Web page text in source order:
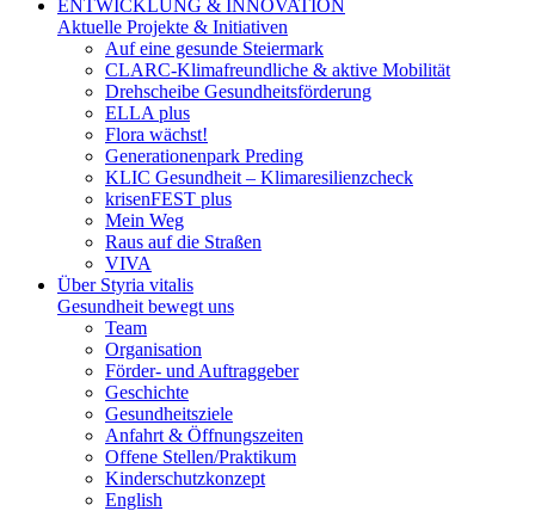
ENTWICKLUNG & INNOVATION
Aktuelle Projekte & Initiativen
Auf eine gesunde Steiermark
CLARC-Klimafreundliche & aktive Mobilität
Drehscheibe Gesundheitsförderung
ELLA plus
Flora wächst!
Generationenpark Preding
KLIC Gesundheit – Klimaresilienzcheck
krisenFEST plus
Mein Weg
Raus auf die Straßen
VIVA
Über Styria vitalis
Gesundheit bewegt uns
Team
Organisation
Förder- und Auftraggeber
Geschichte
Gesundheitsziele
Anfahrt & Öffnungszeiten
Offene Stellen/Praktikum
Kinderschutzkonzept
English